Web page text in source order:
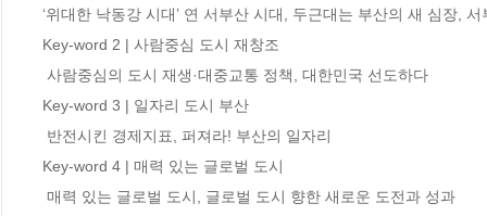
‘위대한 낙동강 시대’ 연 서부산 시대, 두근대는 부산의 새 심장, 서
Key-word 2 | 사람중심 도시 재창조
Key-word 3 | 일자리 도시 부산
Key-word 4 | 매력 있는 글로벌 도시